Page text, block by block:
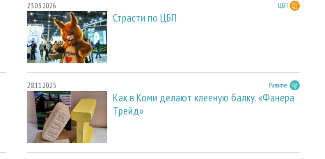
23.03.2026 ЦБП
Страсти по ЦБП
28.11.2025 Развитие
Как в Коми делают клееную балку. «Фанера
Трейд»